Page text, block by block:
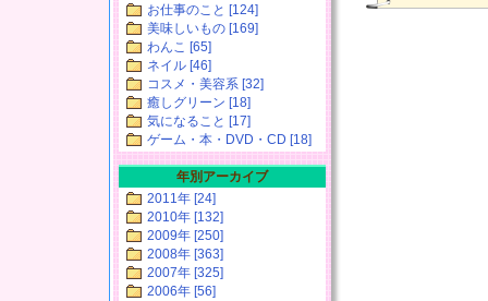
お仕事のこと [124]
美味しいもの [169]
わんこ [65]
ネイル [46]
コスメ・美容系 [32]
癒しグリーン [18]
気になること [17]
ゲーム・本・DVD・CD [18]
年別アーカイブ
2011年 [24]
2010年 [132]
2009年 [250]
2008年 [363]
2007年 [325]
2006年 [56]